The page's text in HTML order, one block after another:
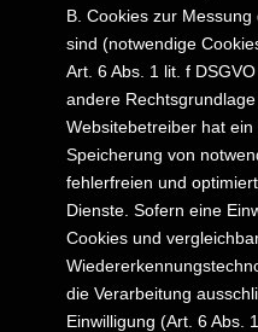
B. Cookies zur
sind (notwendige
Art. 6 Abs. 1 lit. f
andere
Websitebetreiber hat
Speicherung von
fehlerfreien und
Dienste. Sofern eine
Cookies und
die Verarbeitung
Einwilligung (Art. 6 Abs.